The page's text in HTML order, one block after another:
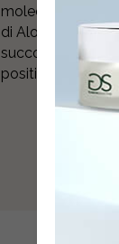
molecole
di Aloe: ottenuto
succo
positiva funzione